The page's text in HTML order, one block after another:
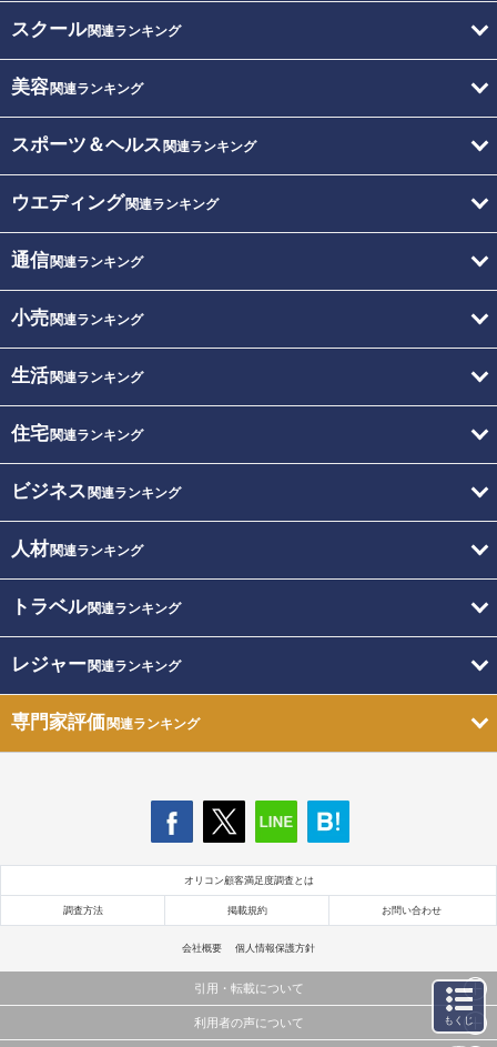
スクール関連ランキング
美容関連ランキング
スポーツ＆ヘルス 関連ランキング
ウエディング関連ランキング
通信関連ランキング
小売関連ランキング
生活関連ランキング
住宅関連ランキング
ビジネス 関連ランキング
人材関連ランキング
トラベル関連ランキング
レジャー関連ランキング
専門家評価関連ランキング
オリコン顧客満足度調査とは
調査方法 掲載規約 お問い合わせ
会社概要 個人情報保護方針
引用・転載について
当サイトで公開されている情報（文字、写真、イラスト、画像データ等）及びこれらの配置・
利用者の声について もくじ